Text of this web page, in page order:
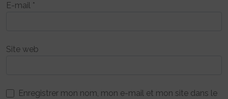
E-mail *
Site web
Enregistrer mon nom, mon e-mail et mon site dans le